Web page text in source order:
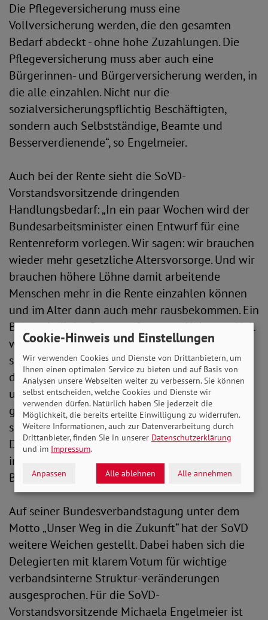
Die Pflegeversicherung muss eine
Vollversicherung werden, die den gesamten
Bedarf abdeckt - ohne hohe Zuzahlungen. Die
Pflegeversicherung muss aber auch eine
Bürgerinnen- und Bürgerversicherung werden, in
die alle einzahlen. Nicht nur die
sozialversicherungspflichtig Beschäftigten,
sondern auch Selbstständige, Beamte und
Besserverdienende“, so Engelmeier.
Auch bei der Rente sieht die SoVD-
Vorstandsvorsitzende dringenden
Handlungsbedarf: „In ein paar Wochen wird der
Bundesarbeitsminister einen Entwurf für eine
Rentenreform vorlegen. Wir sagen: wir brauchen
wieder mehr gesetzliche Altersvorsorge. Und wir
brauchen höhere Löhne damit arbeitende
Menschen mehr in die Rente einzahlen können
und im Alter dann auch mehr rausbekommen. Ein
Bestandteil der Rentenreform von Hubertus Heil
wird auch das sogenannte Generationenkapital
sein. Da soll Geld in Aktien gesteckt werden, um
die Rente zu stabilisieren. Wir sagen aber: Mit
unseren Renten spekuliert man nicht! Die
gesetzliche Rente muss den Lebensstandard
sichern und da haben Aktien nichts verloren.
Deutschland braucht ein starkes Umlagesystem
in das alle einzahlen - auch Selbstständige,
Beamte und Abgeordnete.“
Auf seiner Bundesverbandstagung unter dem
Motto „Unser Weg in die Zukunft“ hat der SoVD
weitere Weichen gestellt. Dabei haben sich die
Delegierten mit klarem Votum für wichtige
verbandsinterne Struktur-veränderungen
ausgesprochen. Für die SoVD-
Vorstandsvorsitzende Michaela Engelmeier ist
Cookie-Hinweis und Einstellungen
Wir verwenden Cookies und Dienste von Drittanbietern, um
Ihnen einen optimalen Service zu bieten und auf Basis von
Analysen unsere Webseiten weiter zu verbessern. Sie können
selbst entscheiden, welche Cookies und Dienste wir
verwenden dürfen. Natürlich haben Sie jederzeit die
Möglichkeit, die bereits erteilte Einwilligung zu widerrufen.
Weitere Informationen, auch zur Datenverarbeitung durch
Drittanbieter, finden Sie in unserer Datenschutzerklärung
und im Impressum.
Anpassen Alle ablehnen Alle annehmen